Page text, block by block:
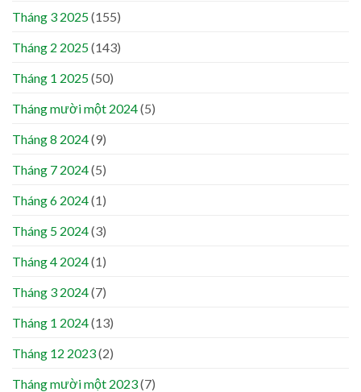
Tháng 3 2025(155)
Tháng 2 2025(143)
Tháng 1 2025(50)
Tháng mười một 2024(5)
Tháng 8 2024(9)
Tháng 7 2024(5)
Tháng 6 2024(1)
Tháng 5 2024(3)
Tháng 4 2024(1)
Tháng 3 2024(7)
Tháng 1 2024(13)
Tháng 12 2023(2)
Tháng mười một 2023(7)